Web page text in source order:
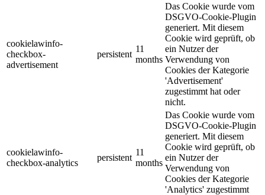
cookielawinfo-
checkbox-
advertisement
persistent
11
months
Das Cookie wurde vom
DSGVO-Cookie-Plugin
generiert. Mit diesem
Cookie wird geprüft, ob
ein Nutzer der
Verwendung von
Cookies der Kategorie
'Advertisement'
zugestimmt hat oder
nicht.
cookielawinfo-
checkbox-analytics
persistent
11
months
Das Cookie wurde vom
DSGVO-Cookie-Plugin
generiert. Mit diesem
Cookie wird geprüft, ob
ein Nutzer der
Verwendung von
Cookies der Kategorie
'Analytics' zugestimmt